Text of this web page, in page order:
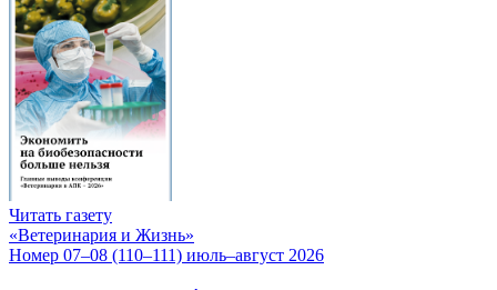
Читать газету
«Ветеринария и Жизнь»
Номер 07–08 (110–111) июль–август 2026